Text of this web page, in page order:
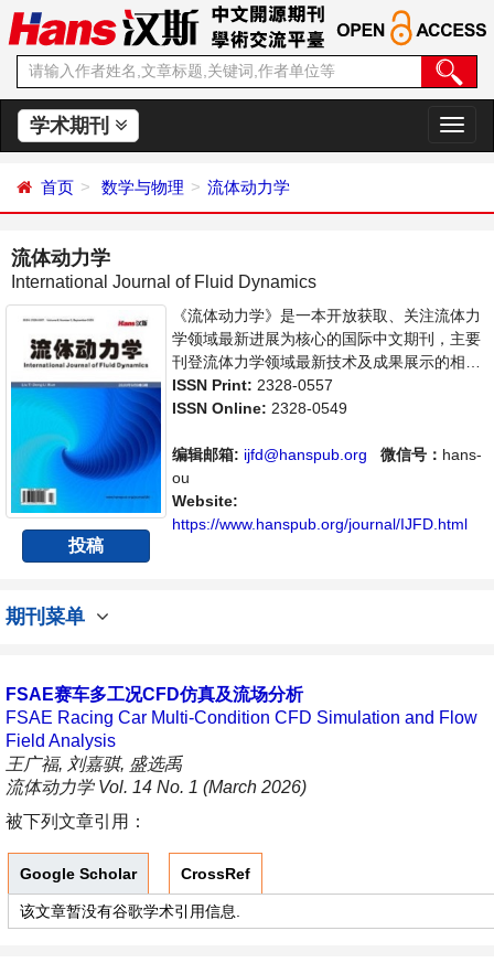
学术期刊
切
换
首页 数学与物理 流体动力学
流体动力学
International Journal of Fluid Dynamics
投稿
《流体动力学》是一本开放获取、关注流体力
学领域最新进展为核心的国际中文期刊，主要
刊登流体力学领域最新技术及成果展示的相关
论文。本刊支持思想创新、学术创新，倡导科
学，繁荣学术，集学术性、思想性为一体，旨
供一个传播、分享和讨论流体力学领域内不同
方向问题与发展的交流平台。
ISSN Print: 2328-0557
ISSN Online: 2328-0549
编辑邮箱: ijfd@hanspub.org 微信号： hans-
ou
Website:
https://www.hanspub.org/journal/IJFD.html
期刊菜单
FSAE赛车多工况CFD仿真及流场分析
FSAE Racing Car Multi-Condition CFD Simulation and Flow
Field Analysis
王广福, 刘嘉骐, 盛选禹
流体动力学 Vol. 14 No. 1 (March 2026)
被下列文章引用：
Google Scholar CrossRef
该文章暂没有谷歌学术引用信息.